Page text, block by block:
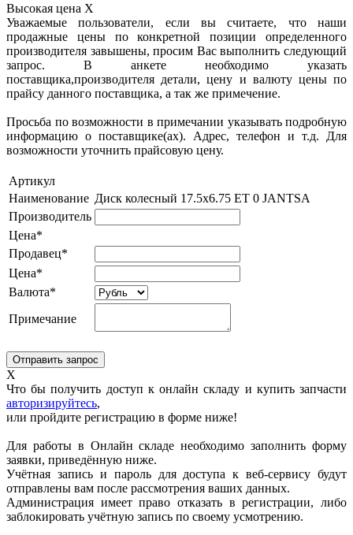
Высокая цена X
Уважаемые пользователи, если вы считаете, что наши
продажные цены по конкретной позиции определенного
производителя завышены, просим Вас выполнить следующий
запрос. В анкете необходимо указать
поставщика,производителя детали, цену и валюту цены по
прайсу данного поставщика, а так же примечение.
Просьба по возможности в примечании указывать подробную
информацию о поставщике(ах). Адрес, телефон и т.д. Для
возможности уточнить прайсовую цену.
Артикул
Наименование Диск колесный 17.5х6.75 ET 0 JANTSA
Производитель
Цена*
Продавец*
Цена*
Валюта*
Примечание
X
Что бы получить доступ к онлайн складу и купить запчасти
авторизируйтесь,
или пройдите регистрацию в форме ниже!
Для работы в Онлайн складе необходимо заполнить форму
заявки, приведённую ниже.
Учётная запись и пароль для доступа к веб-сервису будут
отправлены вам после рассмотрения ваших данных.
Администрация имеет право отказать в регистрации, либо
заблокировать учётную запись по своему усмотрению.